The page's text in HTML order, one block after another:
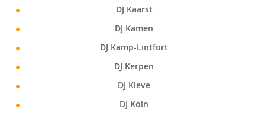
DJ Kaarst
DJ Kamen
DJ Kamp-Lintfort
DJ Kerpen
DJ Kleve
DJ Köln